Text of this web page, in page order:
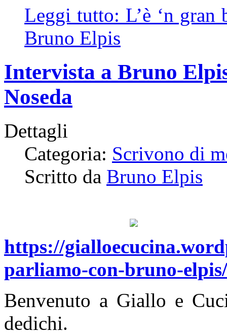
Leggi tutto: L’è ‘n
Bruno Elpis
Intervista a Bruno
Noseda
Dettagli
Categoria: Scrivono di
Scritto da Bruno Elpis
https://
parliamo-con-bruno-elpis/
Benvenuto a Giallo e
dedichi.